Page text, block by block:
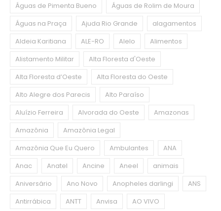
Águas de Pimenta Bueno
Águas de Rolim de Moura
Águas na Praça
Ajuda Rio Grande
alagamentos
Aldeia Karitiana
ALE-RO Alelo
Alimentos
Alistamento Militar
Alta Floresta d'Oeste
Alta Floresta d’Oeste
Alta Floresta do Oeste
Alto Alegre dos Parecis
Alto Paraíso
Aluízio Ferreira
Alvorada do Oeste
Amazonas
Amazônia
Amazônia Legal
Amazônia Que Eu Quero
Ambulantes
ANA
Anac
Anatel Ancine Aneel
animais
Aniversário
Ano Novo Anopheles darlingi
ANS
Antirrábica
ANTT Anvisa
AO VIVO